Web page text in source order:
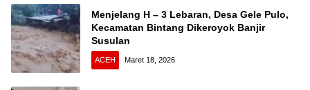
Menjelang H – 3 Lebaran, Desa Gele Pulo,
Kecamatan Bintang Dikeroyok Banjir
Susulan
ACEH Maret 18, 2026